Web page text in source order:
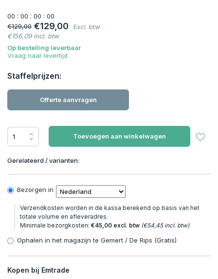
00 : 00 : 00 : 00
€129,00 €129,00
Excl. btw
€156,09 incl. btw
Op bestelling leverbaar
Vraag naar levertijd
Staffelprijzen:
Offerte aanvragen
Toevoegen aan winkelwagen
Gerelateerd / varianten:
Bezorgen in
Verzendkosten worden in de kassa berekend op basis van het
totale volume en afleveradres.
Minimale bezorgkosten: €45,00 excl. btw (€54,45 incl. btw)
Ophalen in het magazijn te Gemert / De Rips (Gratis)
Kopen bij Emtrade